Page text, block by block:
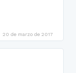
20 de marzo de 2017